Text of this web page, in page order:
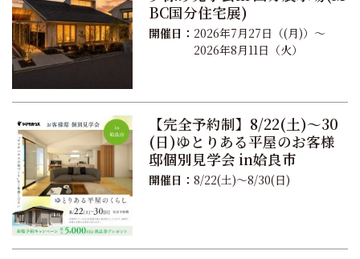
BC国分住宅展)
開催日： 2026年7月27日（(月)）～
2026年8月11日（火）
【完全予約制】8/22(土)～30
(日)ゆとりある平屋のお客様
邸個別見学会 in姶良市
開催日： 8/22(土)～8/30(日)